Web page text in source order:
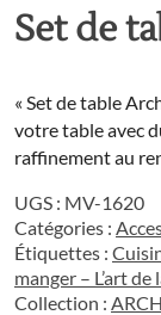
Set de
« Set de table
votre table avec
raffinement au
UGS : MV-1620
Catégories :
Étiquettes :
manger – L’art
Collection :